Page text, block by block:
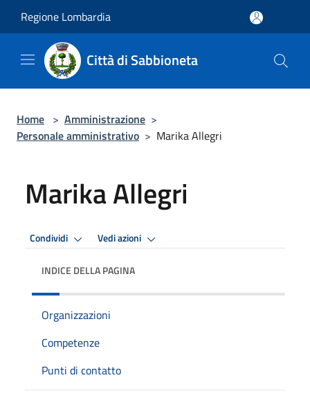
Regione Lombardia
Città di Sabbioneta
Home > Amministrazione >
Personale amministrativo > Marika Allegri
Marika Allegri
Condividi Vedi azioni
INDICE DELLA PAGINA
Organizzazioni
Competenze
Punti di contatto